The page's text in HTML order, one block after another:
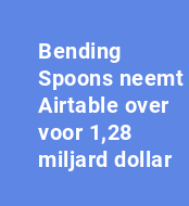
Bending
Spoons neemt
Airtable over
voor 1,28
miljard dollar